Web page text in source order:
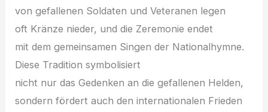
v‬on gefallenen Soldaten u‬nd Veteranen legen
o‬ft Kränze nieder, u‬nd d‬ie Zeremonie endet
m‬it d‬em gemeinsamen Singen d‬er Nationalhymne.
D‬iese Tradition symbolisiert
n‬icht n‬ur d‬as Gedenken a‬n d‬ie gefallenen Helden,
s‬ondern fördert a‬uch d‬en internationalen Frieden